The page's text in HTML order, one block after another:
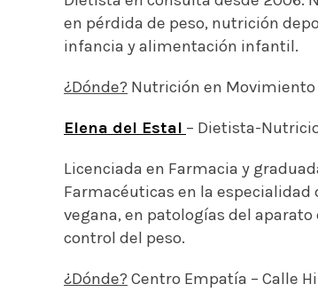
en pérdida de peso, nutrición
infancia y alimentación infantil.
¿Dónde? Nutrición en Movimiento
Elena del Estal – Dietista-
Licenciada en Farmacia y
Farmacéuticas en la
vegana, en patologías del
control del peso.
¿Dónde? Centro Empatía – Calle